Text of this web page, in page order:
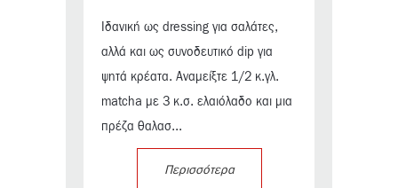
Ιδανική ως dressing για σαλάτες,
αλλά και ως συνοδευτικό dip για
ψητά κρέατα. Αναμείξτε 1/2 κ.γλ.
matcha με 3 κ.σ. ελαιόλαδο και μια
πρέζα θαλασ...
Περισσότερα